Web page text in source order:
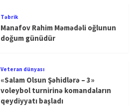
Təbrik
Manafov Rahim Məmədəli oğlunun
doğum günüdür
Veteran dünyası
«Salam Olsun Şəhidlərə – 3»
voleybol turnirinə komandaların
qeydiyyatı başladı